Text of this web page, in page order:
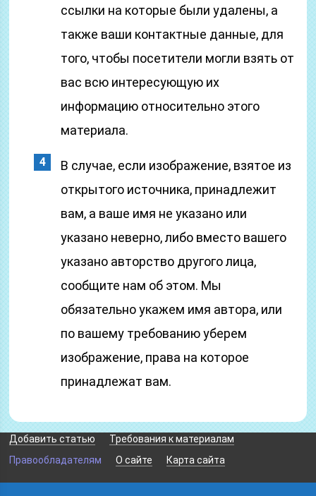
ссылки на которые были удалены, а
также ваши контактные данные, для
того, чтобы посетители могли взять от
вас всю интересующую их
информацию относительно этого
материала.
В случае, если изображение, взятое из
открытого источника, принадлежит
вам, а ваше имя не указано или
указано неверно, либо вместо вашего
указано авторство другого лица,
сообщите нам об этом. Мы
обязательно укажем имя автора, или
по вашему требованию уберем
изображение, права на которое
принадлежат вам.
Добавить статью
Требования к материалам
Правообладателям
О сайте Карта сайта